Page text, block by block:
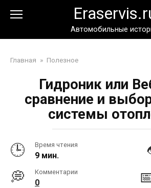
Автомобильные
Главная » Полезное
Гидроник или
сравнение и
системы
Время чтения
9 мин.
Комментарии
0